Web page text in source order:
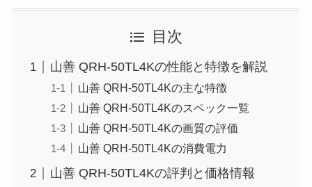
目次
山善 QRH-50TL4Kの性能と特徴を解説
山善 QRH-50TL4Kの主な特徴
山善 QRH-50TL4Kのスペック一覧
山善 QRH-50TL4Kの画質の評価
山善 QRH-50TL4Kの消費電力
山善 QRH-50TL4Kの評判と価格情報